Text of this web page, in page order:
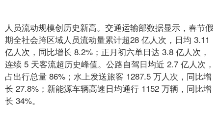
人员流动规模创历史新高。交通运输部数据显示，春节假
期全社会跨区域人员流动量累计超28 亿人次，日均 3.11
亿人次，同比增长 8.2%；正月初六单日达 3.8 亿人次，
连续 5 天客流超历史峰值。公路自驾日均近 2.7 亿人次，
占出行总量 86%；水上发送旅客 1287.5 万人次，同比增
长 27.8%；新能源车辆高速日均通行 1152 万辆，同比增
长 34%。